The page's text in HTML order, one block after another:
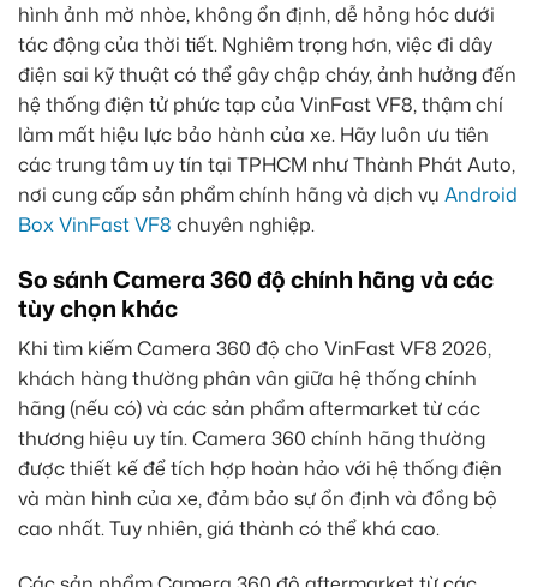
hình ảnh mờ nhòe, không ổn định, dễ hỏng hóc dưới
tác động của thời tiết. Nghiêm trọng hơn, việc đi dây
điện sai kỹ thuật có thể gây chập cháy, ảnh hưởng đến
hệ thống điện tử phức tạp của VinFast VF8, thậm chí
làm mất hiệu lực bảo hành của xe. Hãy luôn ưu tiên
các trung tâm uy tín tại TPHCM như Thành Phát Auto,
nơi cung cấp sản phẩm chính hãng và dịch vụ Android
Box VinFast VF8 chuyên nghiệp.
So sánh Camera 360 độ chính hãng và các
tùy chọn khác
Khi tìm kiếm Camera 360 độ cho VinFast VF8 2026,
khách hàng thường phân vân giữa hệ thống chính
hãng (nếu có) và các sản phẩm aftermarket từ các
thương hiệu uy tín. Camera 360 chính hãng thường
được thiết kế để tích hợp hoàn hảo với hệ thống điện
và màn hình của xe, đảm bảo sự ổn định và đồng bộ
cao nhất. Tuy nhiên, giá thành có thể khá cao.